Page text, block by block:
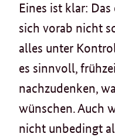
Eines ist klar:
sich vorab nicht
alles unter
es sinnvoll,
nachzudenken,
wünschen. Auch
nicht unbedingt